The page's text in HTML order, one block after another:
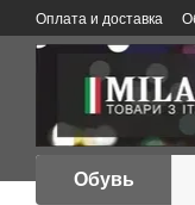
Перейти к основному
Оплата и доставка
Обувь